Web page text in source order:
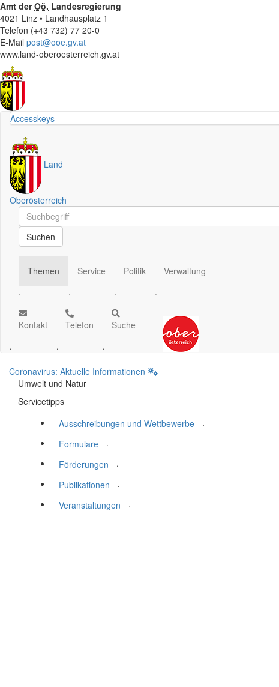
Amt derOö. Landesregierung
4021 Linz • Landhausplatz 1
Telefon (+43 732) 77 20-0
E-Mail post@ooe.gv.at
www.land-oberoesterreich.gv.at
Accesskeys
Land
Oberösterreich
Schnellsuche
Schnellsuche
Suchen
Themen
.
Service
.
Politik
.
Verwaltung
.
Kontakt
.
Telefon
.
Suche
.
Coronavirus: Aktuelle Informationen
Umwelt und Natur
Servicetipps
Ausschreibungen und Wettbewerbe
.
Formulare
.
Förderungen
.
Publikationen
.
Veranstaltungen
.